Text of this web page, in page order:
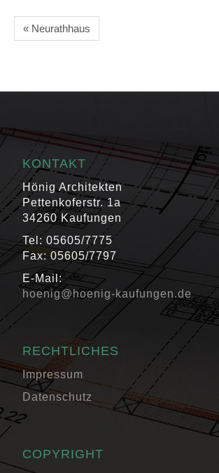
« Neurathhaus
KONTAKT
Hönig Architekten
Pettenkoferstr. 1a
34260 Kaufungen
Tel: 05605/7775
Fax: 05605/7797
E-Mail:
hoenig@hoenig-kaufungen.de
RECHTLICHES
Impressum
Datenschutz
COPYRIGHT